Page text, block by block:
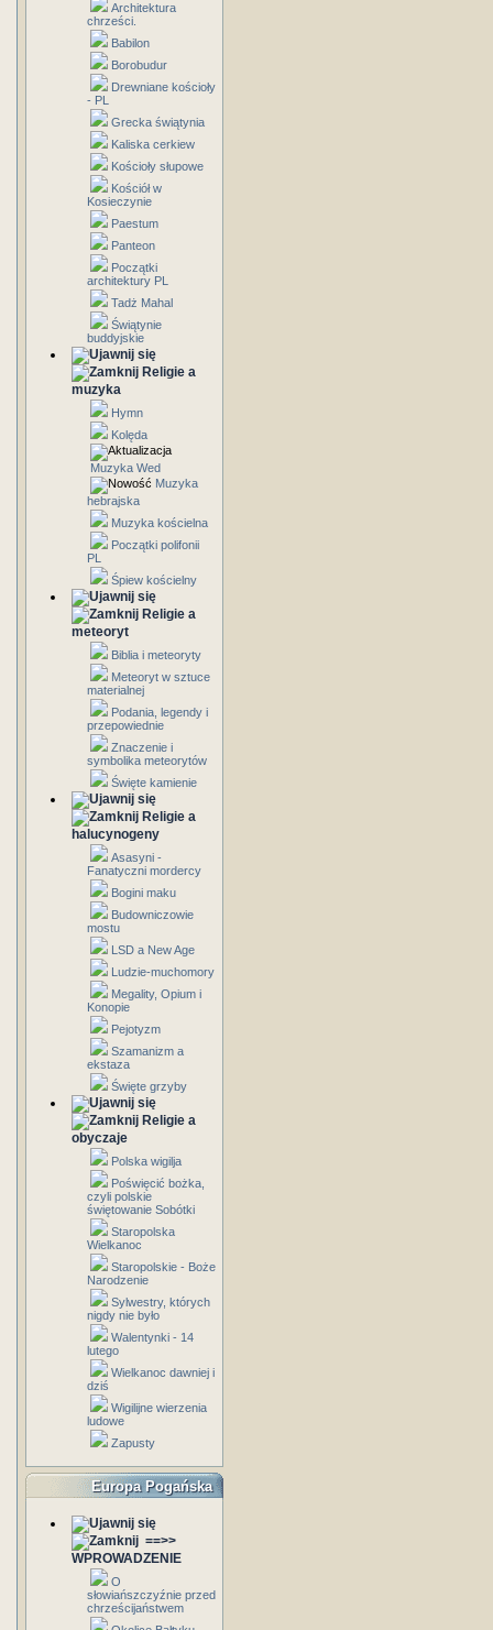
Architektura
chrześci.
Babilon
Borobudur
Drewniane kościoły
- PL
Grecka świątynia
Kaliska cerkiew
Kościoły słupowe
Kościół w
Kosieczynie
Paestum
Panteon
Początki
architektury PL
Tadż Mahal
Świątynie
buddyjskie
Religie a
muzyka
Hymn
Kolęda
Muzyka Wed
Muzyka
hebrajska
Muzyka kościelna
Początki polifonii
PL
Śpiew kościelny
Religie a
meteoryt
Biblia i meteoryty
Meteoryt w sztuce
materialnej
Podania, legendy i
przepowiednie
Znaczenie i
symbolika meteorytów
Święte kamienie
Religie a
halucynogeny
Asasyni -
Fanatyczni mordercy
Bogini maku
Budowniczowie
mostu
LSD a New Age
Ludzie-muchomory
Megality, Opium i
Konopie
Pejotyzm
Szamanizm a
ekstaza
Święte grzyby
Religie a
obyczaje
Polska wigilja
Poświęcić bożka,
czyli polskie
świętowanie Sobótki
Staropolska
Wielkanoc
Staropolskie - Boże
Narodzenie
Sylwestry, których
nigdy nie było
Walentynki - 14
lutego
Wielkanoc dawniej i
dziś
Wigilijne wierzenia
ludowe
Zapusty
Europa Pogańska
==>>
WPROWADZENIE
O
słowiańszczyźnie przed
chrześcijaństwem